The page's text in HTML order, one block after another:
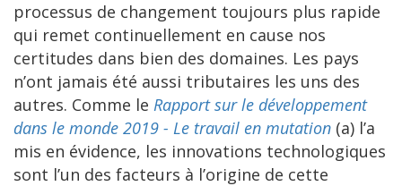
processus de changement toujours plus rapide
qui remet continuellement en cause nos
certitudes dans bien des domaines. Les pays
n’ont jamais été aussi tributaires les uns des
autres. Comme le Rapport sur le développement
dans le monde 2019 - Le travail en mutation (a) l’a
mis en évidence, les innovations technologiques
sont l’un des facteurs à l’origine de cette